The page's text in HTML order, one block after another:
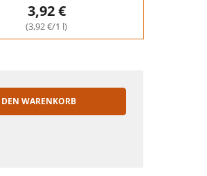
3,92 €
(3,92 €/1 l)
WARENKORB